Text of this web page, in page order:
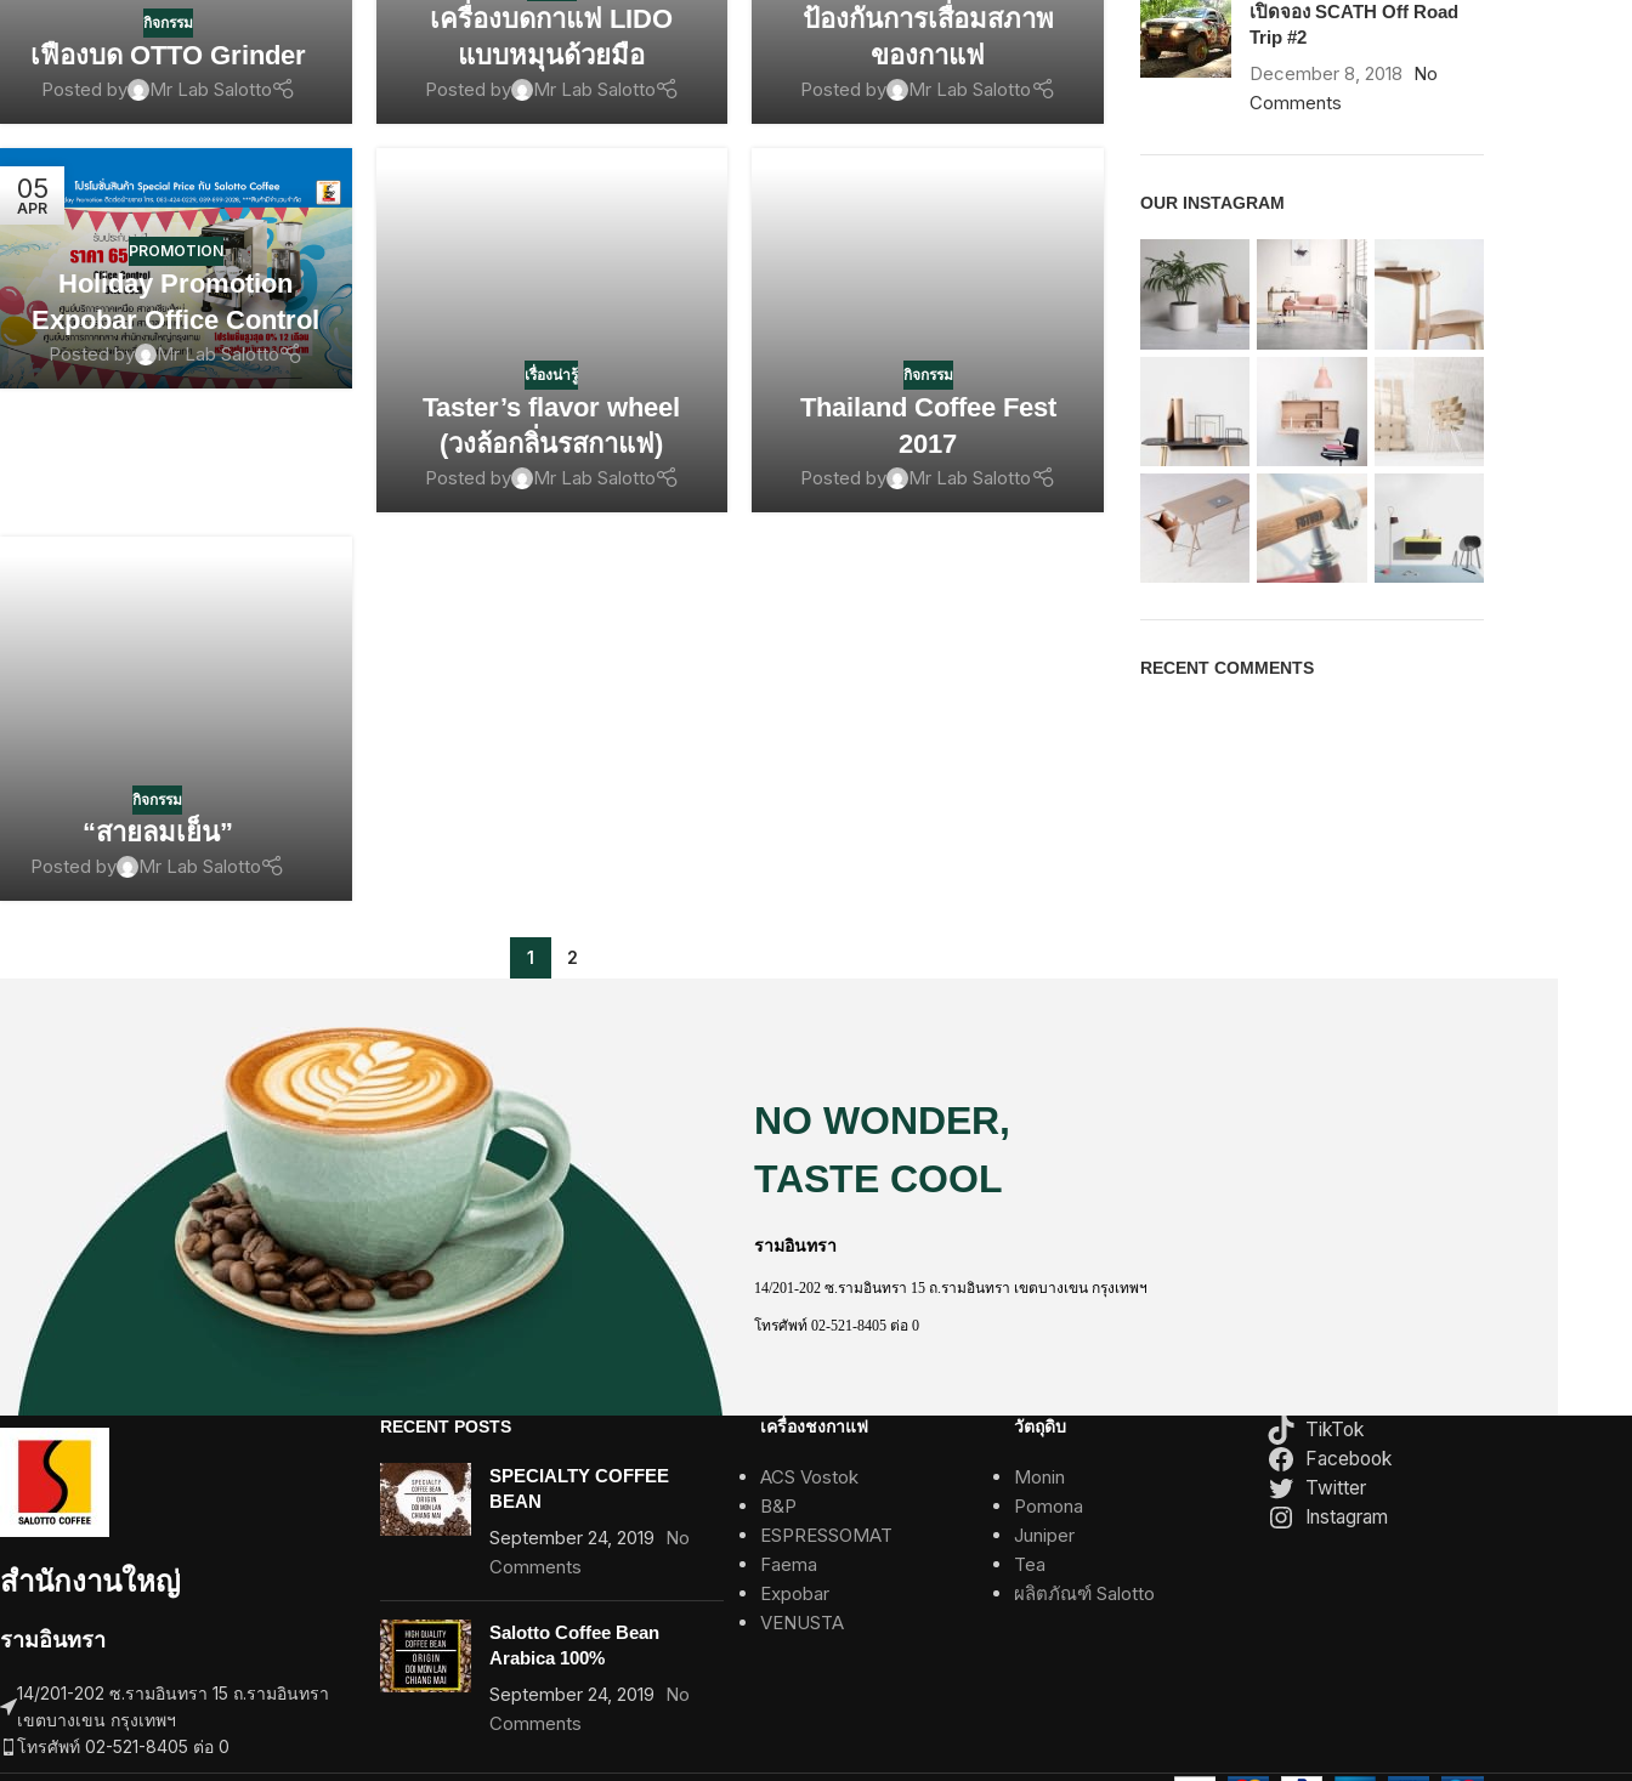
กิจกรรม
เฟืองบด OTTO Grinder
Posted by Mr Lab Salotto
เครื่องบดกาแฟ LIDO
แบบหมุนด้วยมือ
Posted by Mr Lab Salotto
ป้องกันการเสื่อมสภาพ
ของกาแฟ
Posted by Mr Lab Salotto
05
APR
PROMOTION
Holiday Promotion
Expobar Office Control
Posted by Mr Lab Salotto
เรื่องน่ารู้
Taster’s flavor wheel
(วงล้อกลิ่นรสกาแฟ)
Posted by Mr Lab Salotto
กิจกรรม
Thailand Coffee Fest
2017
Posted by Mr Lab Salotto
กิจกรรม
“สายลมเย็น”
Posted by Mr Lab Salotto
1 2
เปิดจอง SCATH Off Road
Trip #2
December 8, 2018 No
Comments
OUR INSTAGRAM
RECENT COMMENTS
NO WONDER,
TASTE COOL
รามอินทรา
14/201-202 ซ.รามอินทรา 15 ถ.รามอินทรา เขตบางเขน กรุงเทพฯ
โทรศัพท์ 02-521-8405 ต่อ 0
สำนักงานใหญ่
รามอินทรา
14/201-202 ซ.รามอินทรา 15 ถ.รามอินทรา
เขตบางเขน กรุงเทพฯ
โทรศัพท์ 02-521-8405 ต่อ 0
RECENT POSTS
SPECIALTY COFFEE
BEAN
September 24, 2019 No
Comments
Salotto Coffee Bean
Arabica 100%
September 24, 2019 No
Comments
เครื่องชงกาแฟ
ACS Vostok
B&P
ESPRESSOMAT
Faema
Expobar
VENUSTA
วัตถุดิบ
Monin
Pomona
Juniper
Tea
ผลิตภัณฑ์ Salotto
TikTok
Facebook
Twitter
Instagram